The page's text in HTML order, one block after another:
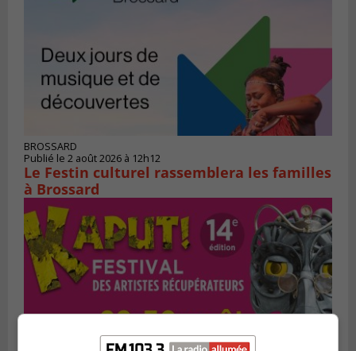
BROSSARD
Publié le 2 août 2026 à 12h12
Le Festin culturel rassemblera les familles
à Brossard